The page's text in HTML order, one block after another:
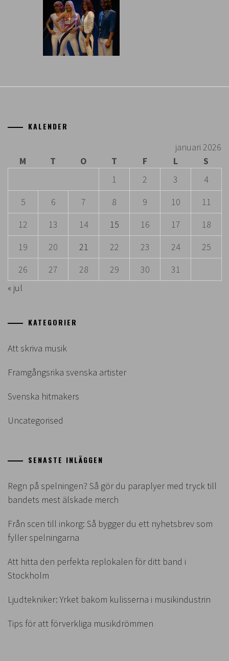
KALENDER
januari 2026
M
T O T F L
S
1
2 3
4
5
6 7 8 9 10
11
12
13 14 15 16 17
18
19
20 21 22 23 24
25
26
27 28 29 30
31
« jul
KATEGORIER
Att skriva musik
Framgångsrika svenska artister
Svenska hitmakers
Uncategorised
SENASTE INLÄGGEN
Regn på spelningen? Så gör du paraplyer med tryck till
bandets mest älskade merch
Från scen till inkorg: Så bygger du ett nyhetsbrev som
fyller spelningarna
Att hitta den perfekta replokalen för ditt band i
Stockholm
Ljudtekniker: Yrket bakom kulisserna i musikindustrin
Tips för att förverkliga musikdrömmen